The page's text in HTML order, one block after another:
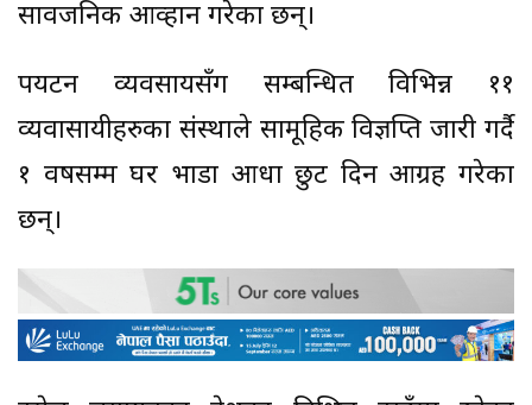
सार्वजनिक आव्हान गरेका छन्।
पर्यटन व्यवसायसँग सम्बन्धित विभिन्न ११
व्यवासायीहरुका संस्थाले सामूहिक विज्ञप्ति जारी गर्दै
१ वर्षसम्म घर भाडा आधा छुट दिन आग्रह गरेका
छन्।